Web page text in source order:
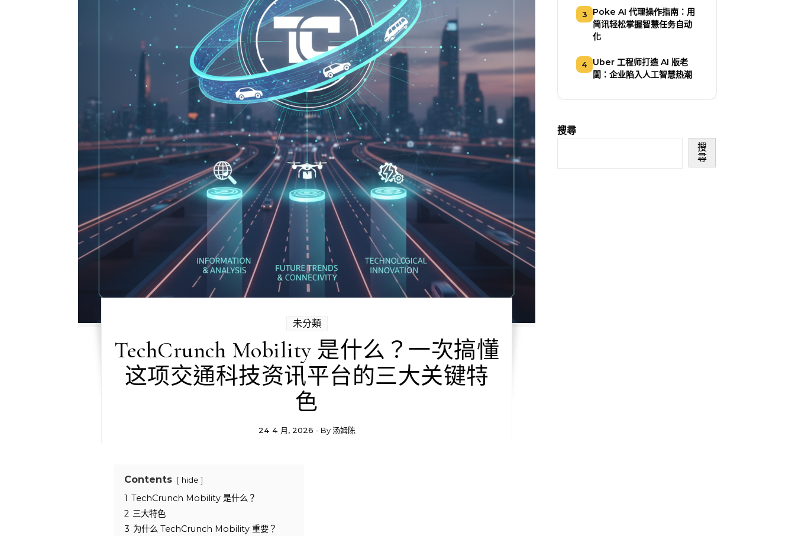
未分類
TechCrunch Mobility 是什么？一次搞懂
这项交通科技资讯平台的三大关键特
色
24 4 月, 2026 - By汤姆陈
Contents hide
1 TechCrunch Mobility 是什么？
2 三大特色
3 为什么 TechCrunch Mobility 重要？
3
Poke AI 代理操作指南：用
简讯轻松掌握智慧任务自动
化
4
Uber 工程师打造 AI 版老
闆：企业陷入人工智慧热潮
搜尋
搜
尋